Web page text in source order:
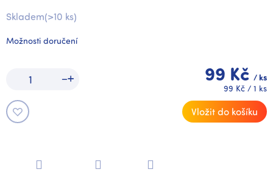
Skladem(>10 ks)
Možnosti doručení
99 Kč / ks
Měrná
cena:
99 Kč / 1 ks
Vložit do košíku